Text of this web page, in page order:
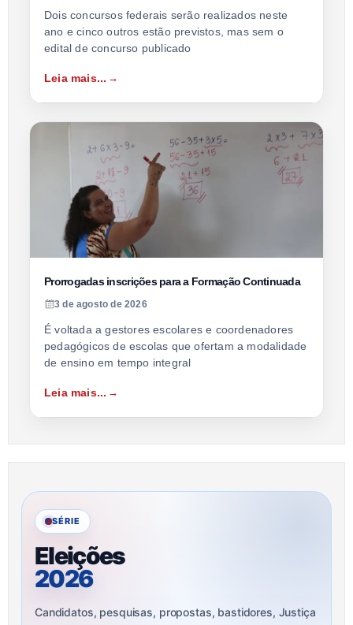
Dois concursos federais serão realizados neste
ano e cinco outros estão previstos, mas sem o
edital de concurso publicado
Leia mais...
Prorrogadas inscrições para a Formação Continuada
3 de agosto de 2026
É voltada a gestores escolares e coordenadores
pedagógicos de escolas que ofertam a modalidade
de ensino em tempo integral
Leia mais...
SÉRIE
Eleições
2026
Candidatos, pesquisas, propostas, bastidores, Justiça